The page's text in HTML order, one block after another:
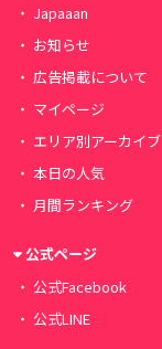
Japaaan
お知らせ
広告掲載について
マイページ
エリア別アーカイブ
本日の人気
月間ランキング
公式ページ
公式Facebook
公式LINE